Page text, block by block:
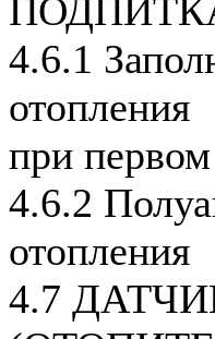
4.6.1
отопления
при
4.6.2
отопления
4.7